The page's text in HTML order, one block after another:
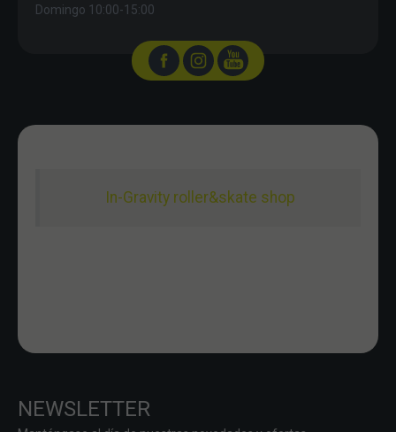
In-Gravity roller&skate shop
Domingo 10:00-15:00
NEWSLETTER